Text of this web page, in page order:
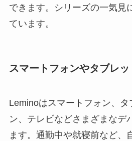
できます。シリーズの一気見
ています。
スマートフォンやタブレ
Leminoはスマートフォン、タ
ン、テレビなどさまざまなデ
ます。通勤中や就寝前など、